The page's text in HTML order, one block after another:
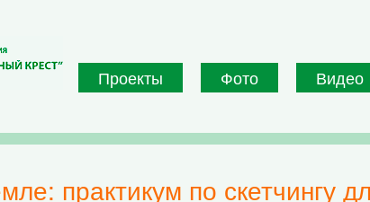
Проекты Фото Видео
практикум по скетчингу